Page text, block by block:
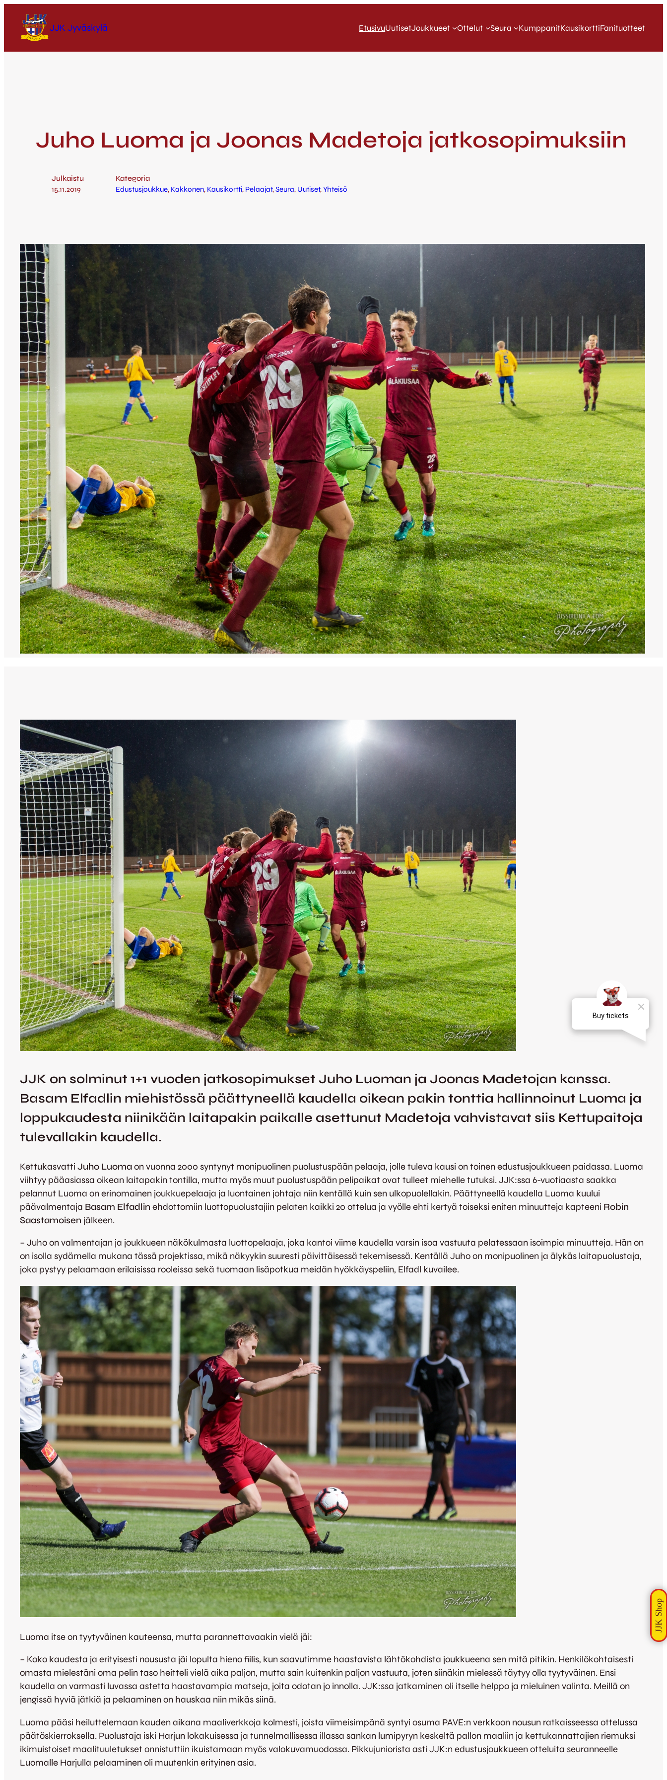
JJK Jyväskylä EtusivuUutisetJoukkueet Ottelut Seura KumppanitKausikorttiFanituotteet
Juho Luoma ja Joonas Madetoja jatkosopimuksiin
Julkaistu
15.11.2019
Kategoria
Edustusjoukkue, Kakkonen, Kausikortti, Pelaajat, Seura, Uutiset, Yhteisö
JJK on solminut 1+1 vuoden jatkosopimukset Juho Luoman ja Joonas Madetojan kanssa.
Basam Elfadlin miehistössä päättyneellä kaudella oikean pakin tonttia hallinnoinut Luoma ja
loppukaudesta niinikään laitapakin paikalle asettunut Madetoja vahvistavat siis Kettupaitoja
tulevallakin kaudella.
Kettukasvatti Juho Luomaon vuonna 2000 syntynyt monipuolinen puolustuspään pelaaja, jolle tuleva kausi on toinen edustusjoukkueen paidassa. Luoma
viihtyy pääasiassa oikean laitapakin tontilla, mutta myös muut puolustuspään pelipaikat ovat tulleet miehelle tutuksi. JJK:ssa 6-vuotiaasta saakka
pelannut Luoma on erinomainen joukkuepelaaja ja luontainen johtaja niin kentällä kuin sen ulkopuolellakin. Päättyneellä kaudella Luoma kuului
päävalmentaja Basam Elfadlin ehdottomiin luottopuolustajiin pelaten kaikki 20 ottelua ja vyölle ehti kertyä toiseksi eniten minuutteja kapteeni Robin
Saastamoisen jälkeen.
– Juho on valmentajan ja joukkueen näkökulmasta luottopelaaja, joka kantoi viime kaudella varsin isoa vastuuta pelatessaan isoimpia minuutteja. Hän on
on isolla sydämella mukana tässä projektissa, mikä näkyykin suuresti päivittäisessä tekemisessä. Kentällä Juho on monipuolinen ja älykäs laitapuolustaja,
joka pystyy pelaamaan erilaisissa rooleissa sekä tuomaan lisäpotkua meidän hyökkäyspeliin, Elfadl kuvailee.
Luoma itse on tyytyväinen kauteensa, mutta parannettavaakin vielä jäi:
– Koko kaudesta ja erityisesti noususta jäi lopulta hieno fiilis, kun saavutimme haastavista lähtökohdista joukkueena sen mitä pitikin. Henkilökohtaisesti
omasta mielestäni oma pelin taso heitteli vielä aika paljon, mutta sain kuitenkin paljon vastuuta, joten siinäkin mielessä täytyy olla tyytyväinen. Ensi
kaudella on varmasti luvassa astetta haastavampia matseja, joita odotan jo innolla. JJK:ssa jatkaminen oli itselle helppo ja mieluinen valinta. Meillä on
jengissä hyviä jätkiä ja pelaaminen on hauskaa niin mikäs siinä.
Luoma pääsi heiluttelemaan kauden aikana maaliverkkoja kolmesti, joista viimeisimpänä syntyi osuma PAVE:n verkkoon nousun ratkaisseessa ottelussa
päätöskierroksella. Puolustaja iski Harjun lokakuisessa ja tunnelmallisessa illassa sankan lumipyryn keskeltä pallon maaliin ja kettukannattajien riemuksi
ikimuistoiset maalituuletukset onnistuttiin ikuistamaan myös valokuvamuodossa. Pikkujuniorista asti JJK:n edustusjoukkueen otteluita seuranneelle
Luomalle Harjulla pelaaminen oli muutenkin erityinen asia.